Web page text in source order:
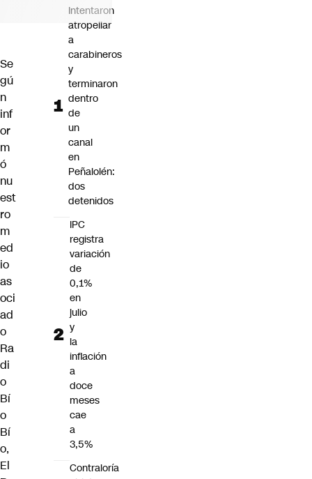
Se
gú
n
inf
or
m
ó
nu
est
ro
m
ed
io
as
oci
ad
o
Ra
di
o
Bí
o
Bí
o,
El
Intentaron
atropellar
a
carabineros
y
terminaron
dentro
de
un
canal
en
Peñalolén:
dos
detenidos
IPC
registra
variación
de
0,1%
en
julio
y
la
inflación
a
doce
meses
cae
a
3,5%
Contraloría